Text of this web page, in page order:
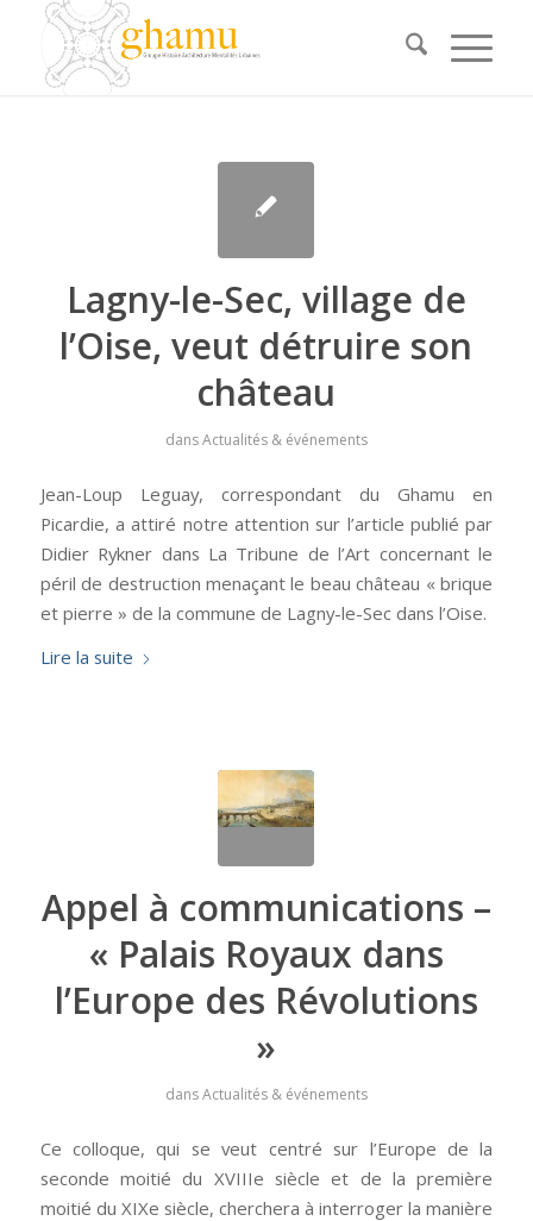
Lagny-le-Sec, village de
l’Oise, veut détruire son
château
dansActualités & événements
Jean-Loup Leguay, correspondant du Ghamu en
Picardie, a attiré notre attention sur l’article publié par
Didier Rykner dans La Tribune de l’Art concernant le
péril de destruction menaçant le beau château « brique
et pierre » de la commune de Lagny-le-Sec dans l’Oise.
Lire la suite
Appel à communications –
« Palais Royaux dans
l’Europe des Révolutions
»
dansActualités & événements
Ce colloque, qui se veut centré sur l’Europe de la
seconde moitié du XVIIIe siècle et de la première
moitié du XIXe siècle, cherchera à interroger la manière